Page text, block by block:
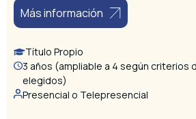
Más información
Título Propio
3 años (ampliable a 4 según criterios
elegidos)
Presencial o Telepresencial